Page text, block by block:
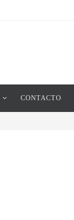
CONTACTO